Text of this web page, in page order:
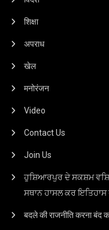
शिक्षा
अपराध
खेल
मनोरंजन
Video
Contact Us
Join Us
ਹੁਸ਼ਿਆਰਪੁਰ ਦੇ ਸਕਸ਼ਮ
ਸਥਾਨ ਹਾਸਲ ਕਰ
बदले की राजनीति करना बंद